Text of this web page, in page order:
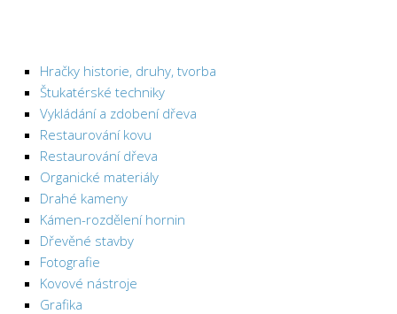
Ekonomie
Fyzika
Informatika
Jazyky
Management
Marketing
Němčina
Občanská nauka
Hračky historie, druhy, tvorba
Štukatérské techniky
Vykládání a zdobení dřeva
Restaurování kovu
Restaurování dřeva
Organické materiály
Drahé kameny
Kámen-rozdělení hornin
Dřevěné stavby
Fotografie
Kovové nástroje
Grafika